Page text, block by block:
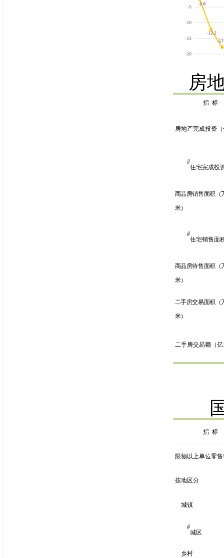
房
指 标
房地产完成投资
#
住宅完成投
商品房销售面积（
米）
#
住宅销售面
商品房待售面积（
米）
二手房交易面积（
米）
二手房交易额（
指 标
限额以上单位零售
按地区分
城镇
#
城区
乡村